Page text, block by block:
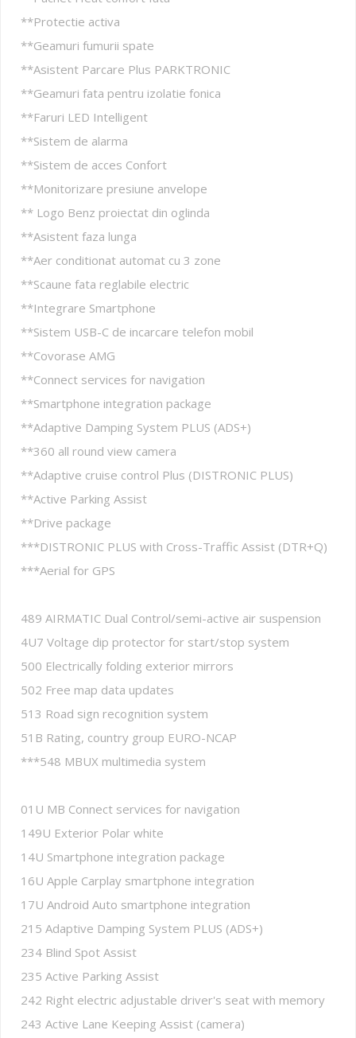
**Protectie activa
**Geamuri fumurii spate
**Asistent Parcare Plus PARKTRONIC
**Geamuri fata pentru izolatie fonica
**Faruri LED Intelligent
**Sistem de alarma
**Sistem de acces Confort
**Monitorizare presiune anvelope
** Logo Benz proiectat din oglinda
**Asistent faza lunga
**Aer conditionat automat cu 3 zone
**Scaune fata reglabile electric
**Integrare Smartphone
**Sistem USB-C de incarcare telefon mobil
**Covorase AMG
**Connect services for navigation
**Smartphone integration package
**Adaptive Damping System PLUS (ADS+)
**360 all round view camera
**Adaptive cruise control Plus (DISTRONIC PLUS)
**Active Parking Assist
**Drive package
***DISTRONIC PLUS with Cross-Traffic Assist (DTR+Q)
***Aerial for GPS
489 AIRMATIC Dual Control/semi-active air suspension
4U7 Voltage dip protector for start/stop system
500 Electrically folding exterior mirrors
502 Free map data updates
513 Road sign recognition system
51B Rating, country group EURO-NCAP
***548 MBUX multimedia system
01U MB Connect services for navigation
149U Exterior Polar white
14U Smartphone integration package
16U Apple Carplay smartphone integration
17U Android Auto smartphone integration
215 Adaptive Damping System PLUS (ADS+)
234 Blind Spot Assist
235 Active Parking Assist
242 Right electric adjustable driver's seat with memory
243 Active Lane Keeping Assist (camera)